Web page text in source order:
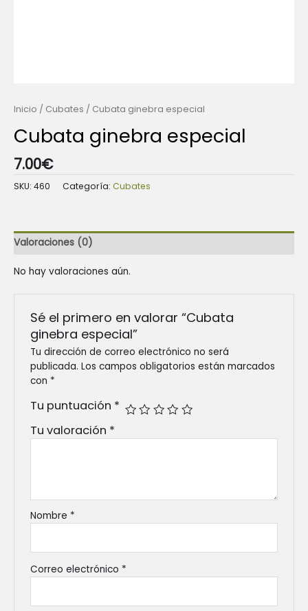
Inicio / Cubates / Cubata ginebra especial
Cubata ginebra especial
7.00€
SKU: 460 Categoría: Cubates
Valoraciones (0)
No hay valoraciones aún.
Sé el primero en valorar “Cubata
ginebra especial”
Tu dirección de correo electrónico no será
publicada. Los campos obligatorios están marcados
con *
Tu puntuación *
Tu valoración *
Nombre *
Correo electrónico *